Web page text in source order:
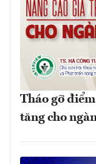
Tháo gỡ
tăng cho